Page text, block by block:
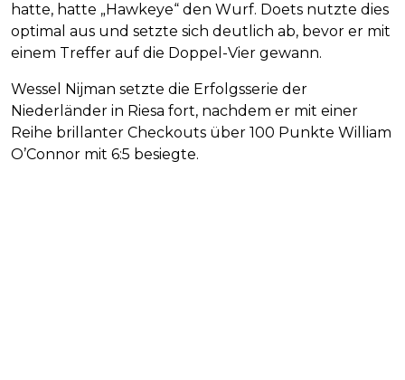
hatte, hatte „Hawkeye“ den Wurf. Doets nutzte dies
optimal aus und setzte sich deutlich ab, bevor er mit
einem Treffer auf die Doppel-Vier gewann.
Wessel Nijman setzte die Erfolgsserie der
Niederländer in Riesa fort, nachdem er mit einer
Reihe brillanter Checkouts über 100 Punkte William
O’Connor mit 6:5 besiegte.